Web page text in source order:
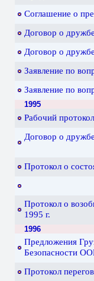
Соглашение о
Договор о
Договор о
Заявление по
Заявление по
1995
Рабочий
Договор о
Протокол о
Протокол o
1995 г.
1996
Предложения
Безопасности
Протокол